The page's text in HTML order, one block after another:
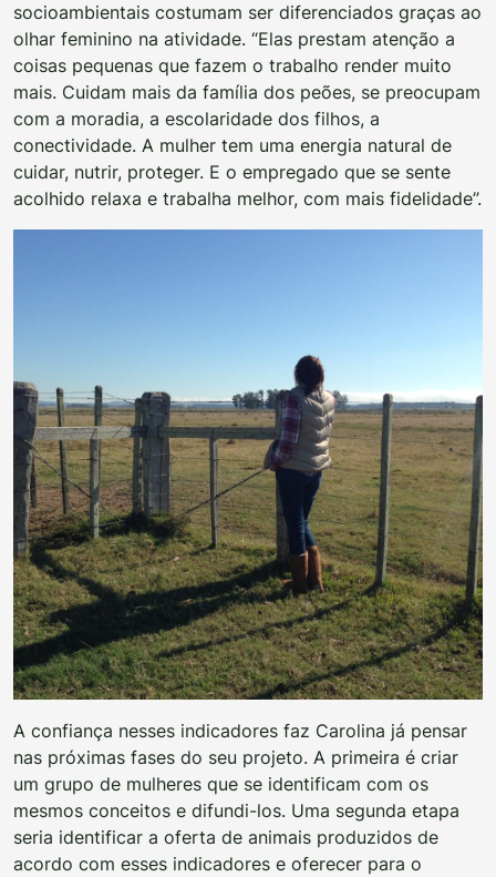
socioambientais costumam ser diferenciados graças ao
olhar feminino na atividade. “Elas prestam atenção a
coisas pequenas que fazem o trabalho render muito
mais. Cuidam mais da família dos peões, se preocupam
com a moradia, a escolaridade dos filhos, a
conectividade. A mulher tem uma energia natural de
cuidar, nutrir, proteger. E o empregado que se sente
acolhido relaxa e trabalha melhor, com mais fidelidade”.
A confiança nesses indicadores faz Carolina já pensar
nas próximas fases do seu projeto. A primeira é criar
um grupo de mulheres que se identificam com os
mesmos conceitos e difundi-los. Uma segunda etapa
seria identificar a oferta de animais produzidos de
acordo com esses indicadores e oferecer para o